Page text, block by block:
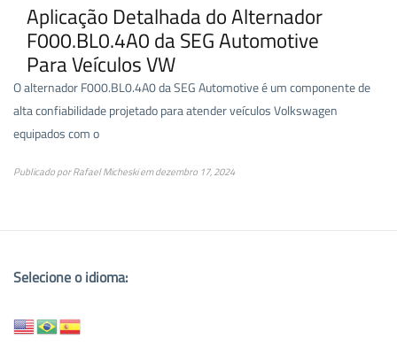
Aplicação Detalhada do Alternador
F000.BL0.4A0 da SEG Automotive
Para Veículos VW
O alternador F000.BL0.4A0 da SEG Automotive é um componente de
alta confiabilidade projetado para atender veículos Volkswagen
equipados com o
Publicado porRafael Micheskiemdezembro 17, 2024
Selecione o idioma: